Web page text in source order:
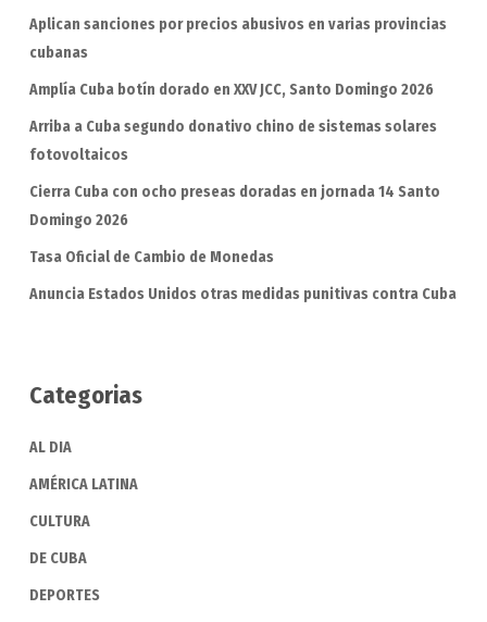
Aplican sanciones por precios abusivos en varias provincias
cubanas
Amplía Cuba botín dorado en XXV JCC, Santo Domingo 2026
Arriba a Cuba segundo donativo chino de sistemas solares
fotovoltaicos
Cierra Cuba con ocho preseas doradas en jornada 14 Santo
Domingo 2026
Tasa Oficial de Cambio de Monedas
Anuncia Estados Unidos otras medidas punitivas contra Cuba
Categorias
AL DIA
AMÉRICA LATINA
CULTURA
DE CUBA
DEPORTES